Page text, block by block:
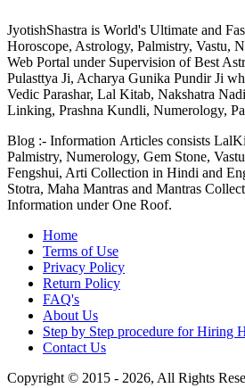
JyotishShastra is World's Ultimate and
Horoscope, Astrology, Palmistry, Vastu,
Web Portal under Supervision of Best
Pulasttya Ji, Acharya Gunika Pundir Ji
Vedic Parashar, Lal Kitab, Nakshatra
Linking, Prashna Kundli, Numerology,
Blog :- Information Articles consists
Palmistry, Numerology, Gem Stone,
Fengshui, Arti Collection in Hindi and
Stotra, Maha Mantras and Mantras
Information under One Roof.
Home
Terms of Use
Privacy Policy
Return Policy
FAQ's
About Us
Step by Step procedure for Hiring
Contact Us
Copyright © 2015 - 2026, All Rights